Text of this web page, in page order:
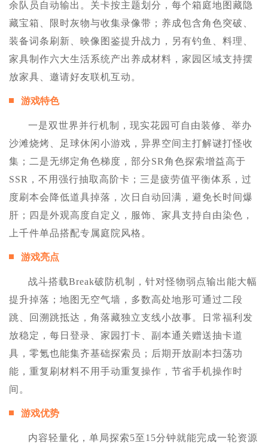
余队员自动输出。关卡按主题划分，每个箱庭地图藏隐
藏宝箱、限时灰物与收集录像带；养成包含角色突破、
装备词条刷新、映像图鉴提升战力，另有钓鱼、料理、
家具制作六大生活系统产出养成材料，家园区域支持摆
放家具、邀请好友联机互动。
游戏特色
一是双世界并行机制，现实花园可自由装修、举办
沙滩烧烤、足球休闲小游戏，异界空间主打解谜打怪收
集；二是无绑定角色梯度，部分SR角色探索增益高于
SSR，不用强行抽取高阶卡；三是疲劳值平衡体系，过
度刷本会降低道具掉落，次日自动回满，避免长时间爆
肝；四是外观高度自定义，服饰、家具支持自由染色，
上千件单品搭配专属庭院风格。
游戏亮点
战斗搭载Break破防机制，针对怪物弱点输出能大幅
提升掉落；地图无空气墙，多数高处地形可通过二段
跳、回溯跳抵达，角落藏独立支线小故事。日常福利发
放稳定，每日登录、家园打卡、副本通关赠送抽卡道
具，零氪也能集齐基础探索员；后期开放副本扫荡功
能，重复刷材料不用手动重复操作，节省手机操作时
间。
游戏优势
内容轻量化，单局探索5至15分钟就能完成一轮资源